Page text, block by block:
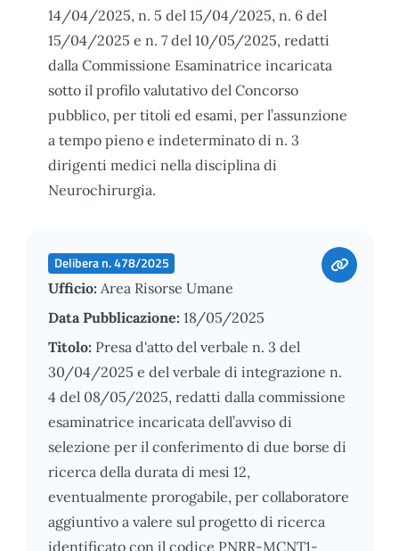
14/04/2025, n. 5 del 15/04/2025, n. 6 del
15/04/2025 e n. 7 del 10/05/2025, redatti
dalla Commissione Esaminatrice incaricata
sotto il profilo valutativo del Concorso
pubblico, per titoli ed esami, per l’assunzione
a tempo pieno e indeterminato di n. 3
dirigenti medici nella disciplina di
Neurochirurgia.
Delibera n. 478/2025
Ufficio: Area Risorse Umane
Data Pubblicazione: 18/05/2025
Titolo: Presa d'atto del verbale n. 3 del
30/04/2025 e del verbale di integrazione n.
4 del 08/05/2025, redatti dalla commissione
esaminatrice incaricata dell’avviso di
selezione per il conferimento di due borse di
ricerca della durata di mesi 12,
eventualmente prorogabile, per collaboratore
aggiuntivo a valere sul progetto di ricerca
identificato con il codice PNRR-MCNT1-